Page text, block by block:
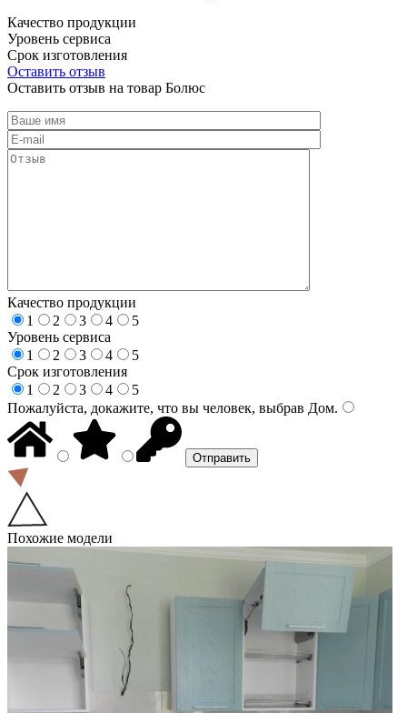
Качество продукции
Уровень сервиса
Срок изготовления
Оставить отзыв
Оставить отзыв на товар Болюс
Качество продукции
1
2 3 4
5
Уровень сервиса
1
2 3 4
5
Срок изготовления
1
2 3 4
5
Пожалуйста, докажите, что вы человек, выбрав Дом.
Похожие модели